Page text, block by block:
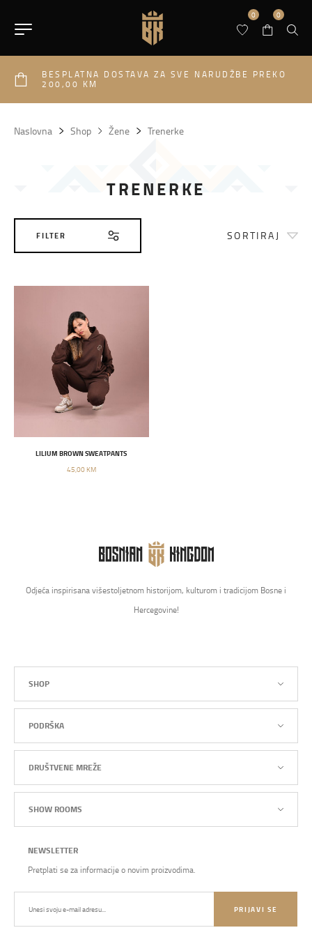
0 0
BESPLATNA DOSTAVA ZA SVE NARUDŽBE PREKO
200,00 KM
Naslovna Shop Žene Trenerke
TRENERKE
FILTER SORTIRAJ
LILIUM BROWN SWEATPANTS
45,00 KM
Odjeća inspirisana višestoljetnom historijom, kulturom i tradicijom Bosne i
Hercegovine!
SHOP
PODRŠKA
DRUŠTVENE MREŽE
SHOW ROOMS
NEWSLETTER
Pretplati se za informacije o novim proizvodima.
PRIJAVI SE